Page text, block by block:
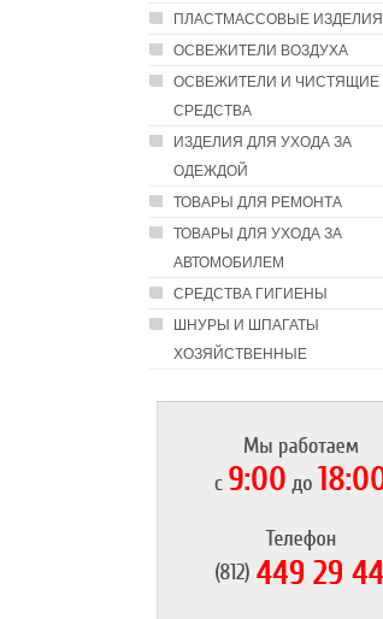
ПЛАСТМАССОВЫЕ ИЗДЕЛИЯ
ОСВЕЖИТЕЛИ ВОЗДУХА
ОСВЕЖИТЕЛИ И ЧИСТЯЩИЕ
СРЕДСТВА
ИЗДЕЛИЯ ДЛЯ УХОДА ЗА
ОДЕЖДОЙ
ТОВАРЫ ДЛЯ РЕМОНТА
ТОВАРЫ ДЛЯ УХОДА ЗА
АВТОМОБИЛЕМ
СРЕДСТВА ГИГИЕНЫ
ШНУРЫ И ШПАГАТЫ
ХОЗЯЙСТВЕННЫЕ